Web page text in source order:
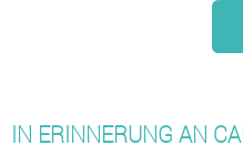
IN ERINNERUNG AN